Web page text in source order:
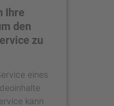
Ihre
den
zu
eines
kann